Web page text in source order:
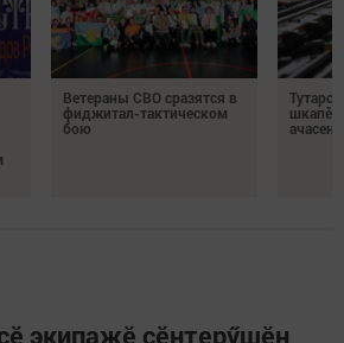
Ветераны СВО сразятся в
фиджитал-тактическом
бою
экипажӗ çӗнтерӳшӗн